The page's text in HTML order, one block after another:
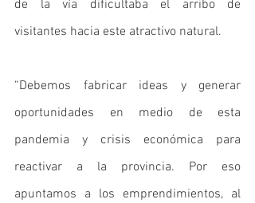
de la vía dificultaba el arribo de
visitantes hacia este atractivo natural.
“Debemos fabricar ideas y generar
oportunidades en medio de esta
pandemia y crisis económica para
reactivar a la provincia. Por eso
apuntamos a los emprendimientos, al